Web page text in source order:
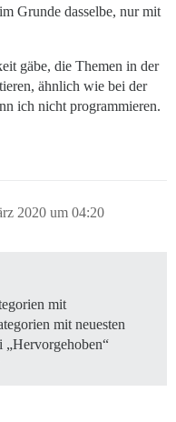
Grunde dasselbe, nur mit
gäbe, die Themen in der
ähnlich wie bei der
ich nicht programmieren.
2020 um 04:20
mit
mit neuesten
„Hervorgehoben“